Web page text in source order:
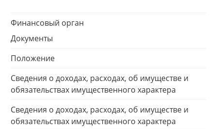
Финансовый орган
Документы
Положение
Сведения о доходах, расходах, об имуществе и
обязательствах имущественного характера
Сведения о доходах, расходах, об имуществе и
обязательствах имущественного характера